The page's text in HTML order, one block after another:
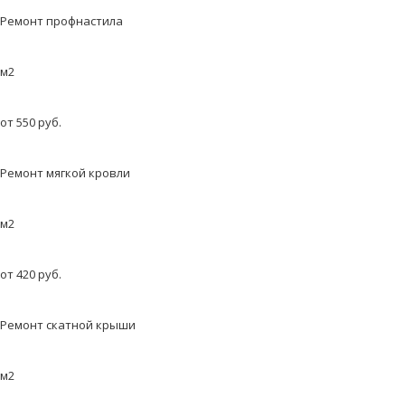
Ремонт профнастила
м2
от 550 руб.
Ремонт мягкой кровли
м2
от 420 руб.
Ремонт скатной крыши
м2